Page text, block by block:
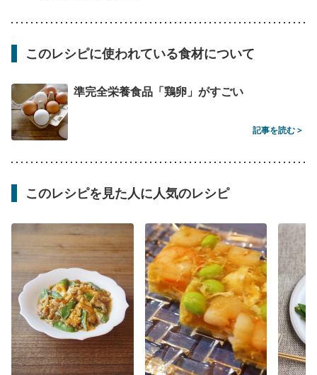
このレシピに使われている食材について
準完全栄養食品「鶏卵」がすごい
記事を読む >
このレシピを見た人に人気のレシピ